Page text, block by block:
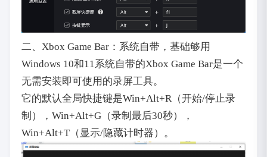
二、Xbox Game Bar：系统自带，基础够用
Windows 10和11系统自带的Xbox Game Bar是一个
无需安装即可使用的录屏工具。
它的默认全局快捷键是Win+Alt+R（开始/停止录
制），Win+Alt+G（录制最后30秒），
Win+Alt+T（显示/隐藏计时器）。